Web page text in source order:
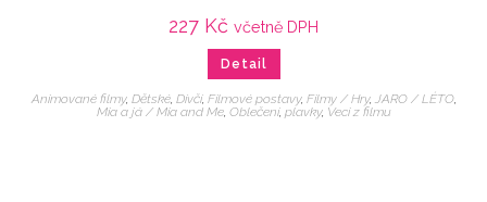
227 Kč včetně DPH
Detail
Animované filmy, Dětské, Dívčí, Filmové postavy, Filmy / Hry, JARO / LÉTO,
Mia a já / Mia and Me, Oblečení, plavky, Veci z filmu